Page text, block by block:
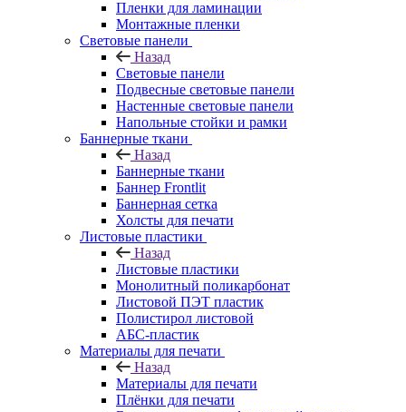
Пленки для ламинации
Монтажные пленки
Световые панели
Назад
Световые панели
Подвесные световые панели
Настенные световые панели
Напольные стойки и рамки
Баннерные ткани
Назад
Баннерные ткани
Баннер Frontlit
Баннерная сетка
Холсты для печати
Листовые пластики
Назад
Листовые пластики
Монолитный поликарбонат
Листовой ПЭТ пластик
Полистирол листовой
АБС-пластик
Материалы для печати
Назад
Материалы для печати
Плёнки для печати